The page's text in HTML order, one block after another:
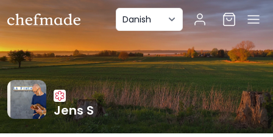
Jens S